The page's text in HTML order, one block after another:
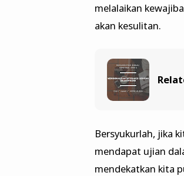
melalaikan
akan kesulitan.
Bersyukurlah, jika
mendapat ujian
mendekatkan kita